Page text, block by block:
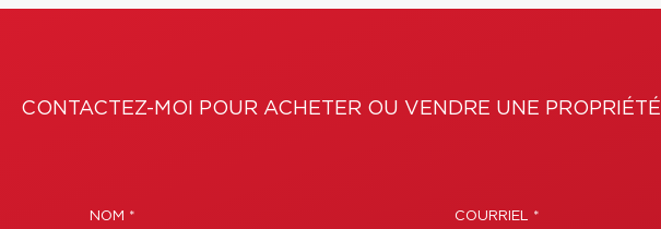
CONTACTEZ-MOI POUR ACHETER OU VENDRE UNE PROPRIÉTÉ
NOM * COURRIEL *